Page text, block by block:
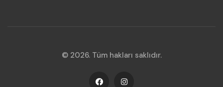
© 2026. Tüm hakları saklıdır.